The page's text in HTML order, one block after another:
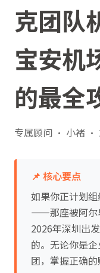
克团队
宝安机
的最全
专属顾问 · 小褚 ·
📌 核心要点
如果你正计划
——那座被阿尔
2026年深圳出
的。无论你是
团，掌握正确的